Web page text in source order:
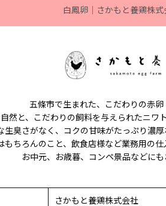
白鳳卵｜さかもと養鶏株式
五條市で生まれた、こだわりの赤卵
然と、こだわりの飼料を与えられたニワ
生臭さがなく、コクの甘味がたっぷり濃厚
もちろんのこと、飲食店様など業務用の仕
お中元、お歳暮、コンペ景品などにも
さかもと養鶏株式会社